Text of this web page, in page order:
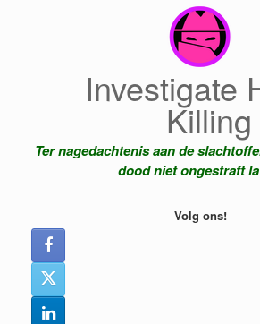
Investigate
Killing
Ter nagedachtenis aan de
dood niet ongestraft
Volg ons!